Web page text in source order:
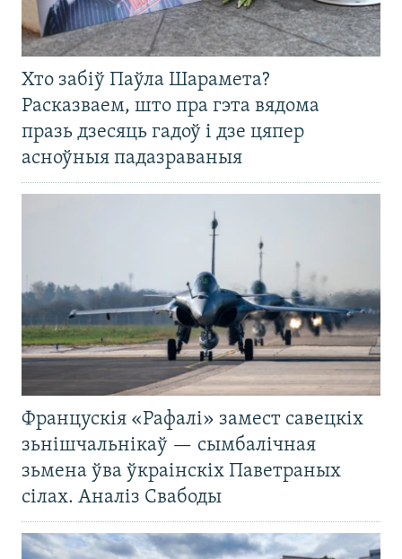
Хто забіў Паўла Шарамета?
Расказваем, што пра гэта вядома
празь дзесяць гадоў і дзе цяпер
асноўныя падазраваныя
Францускія «Рафалі» замест савецкіх
зьнішчальнікаў — сымбалічная
зьмена ўва ўкраінскіх Паветраных
сілах. Аналіз Свабоды